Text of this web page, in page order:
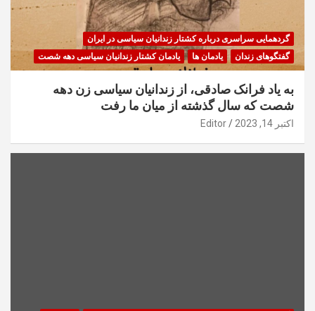
گردهمایی سراسری درباره کشتار زندانیان سیاسی در ایران
گفتگوهای زندان
یادمان ها یادمان کشتار زندانیان سیاسی دهه شصت
به یاد فرانک صادقی، از زندانیان سیاسی زن دهه
شصت که سال گذشته از میان ما رفت
اکتبر 14, 2023 Editor